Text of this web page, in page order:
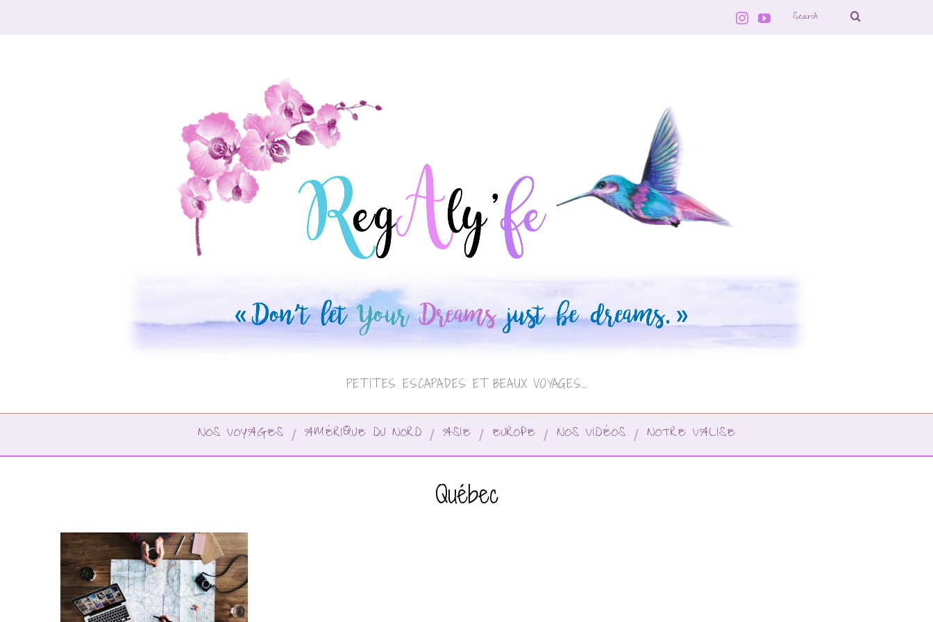
PETITES ESCAPADES ET BEAUX VOYAGES…
NOS VOYAGES AMÉRIQUE DU NORD ASIE EUROPE NOS VIDÉOS NOTRE VALISE
Québec